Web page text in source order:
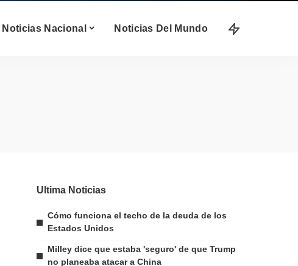
Noticias Nacional Noticias Del Mundo
Ultima Noticias
Cómo funciona el techo de la deuda de los
Estados Unidos
Milley dice que estaba 'seguro' de que Trump
no planeaba atacar a China